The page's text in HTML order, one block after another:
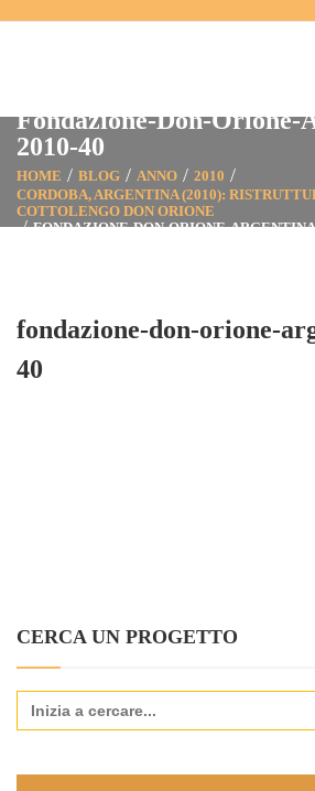
Fondazione-Don-Orione-
2010-40
HOME BLOG ANNO
2010
CORDOBA, ARGENTINA (2010):
COTTOLENGO DON ORIONE
FONDAZIONE-DON-ORIONE-
fondazione-don-orione-
40
CERCA UN PROGETTO
Search
for: